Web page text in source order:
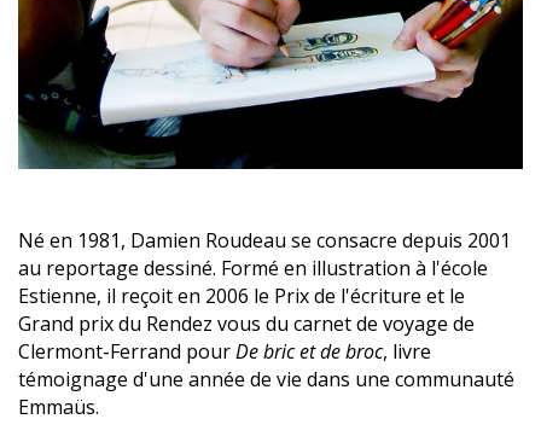
Né en 1981, Damien Roudeau se consacre depuis 2001
au reportage dessiné. Formé en illustration à l'école
Estienne, il reçoit en 2006 le Prix de l'écriture et le
Grand prix du Rendez vous du carnet de voyage de
Clermont-Ferrand pourDe bric et de broc, livre
témoignage d'une année de vie dans une communauté
Emmaüs.